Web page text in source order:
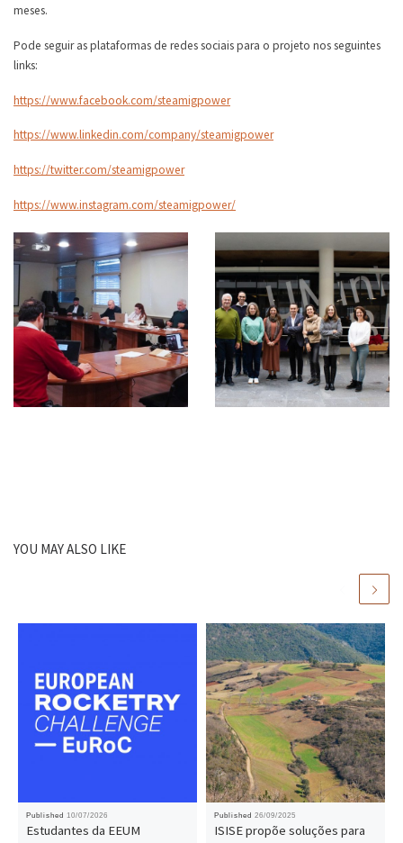
meses.
Pode seguir as plataformas de redes sociais para o projeto nos seguintes
links:
https://www.facebook.com/steamigpower
https://www.linkedin.com/company/steamigpower
https://twitter.com/steamigpower
https://www.instagram.com/steamigpower/
YOU MAY ALSO LIKE
Published 10/07/2026
Estudantes da EEUM
Published 26/09/2025
ISISE propõe soluções para